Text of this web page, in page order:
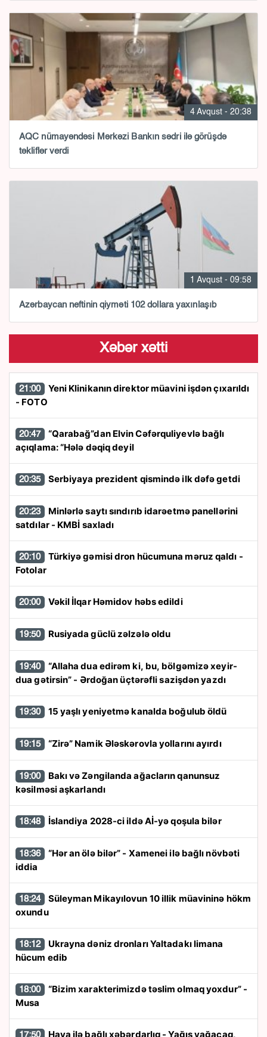
4 Avqust - 20:38
AQC nümayəndəsi Mərkəzi Bankın sədri ilə görüşdə
təkliflər verdi
1 Avqust - 09:58
Azərbaycan neftinin qiyməti 102 dollara yaxınlaşıb
Xəbər xətti
21:00
- FOTO
20:47
açıqlama: “Hələ dəqiq deyil
20:35 Serbiyaya prezident qismində ilk dəfə getdi
20:23
satdılar - KMBİ saxladı
20:10
Fotolar
20:00 Vəkil İlqar Həmidov həbs edildi
19:50 Rusiyada güclü zəlzələ oldu
19:40
dua gətirsin” - Ərdoğan üçtərəfli sazişdən yazdı
19:30 15 yaşlı yeniyetmə kanalda boğulub öldü
19:15 “Zirə” Namik Ələskərovla yollarını ayırdı
19:00
kəsilməsi aşkarlandı
18:48 İslandiya 2028-ci ildə Aİ-yə qoşula bilər
18:36
iddia
18:24
oxundu
18:12
hücum edib
18:00
Musa
17:50